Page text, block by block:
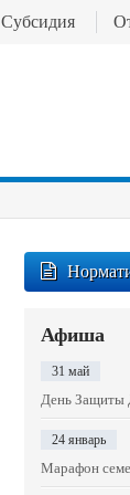
Субсидия
Афиша
31 май
День Защиты
24 январь
Марафон